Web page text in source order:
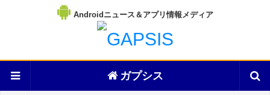
Androidニュース＆アプリ情報メディア
ガプシス